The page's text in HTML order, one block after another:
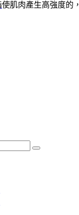
使肌肉產生高強度的，